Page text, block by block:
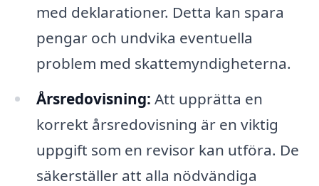
med deklarationer. Detta kan spara
pengar och undvika eventuella
problem med skattemyndigheterna.
Årsredovisning: Att upprätta en
korrekt årsredovisning är en viktig
uppgift som en revisor kan utföra. De
säkerställer att alla nödvändiga